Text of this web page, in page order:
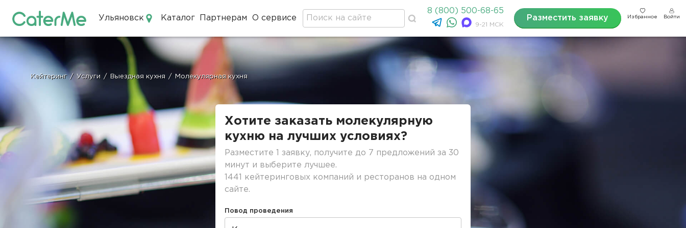
Ульяновск Каталог Партнерам О сервисе
8 (800) 500-68-65
9-21 МСК
Разместить заявку Избранное Войти
Строка
Кейтеринг / Услуги / Выездная кухня / Молекулярная кухня
Хотите заказать молекулярную
кухню на лучших условиях?
Разместите 1 заявку, получите до 7 предложений за 30
минут и выберите лучшее.
1441 кейтеринговых компаний и ресторанов на одном
сайте.
Повод проведения